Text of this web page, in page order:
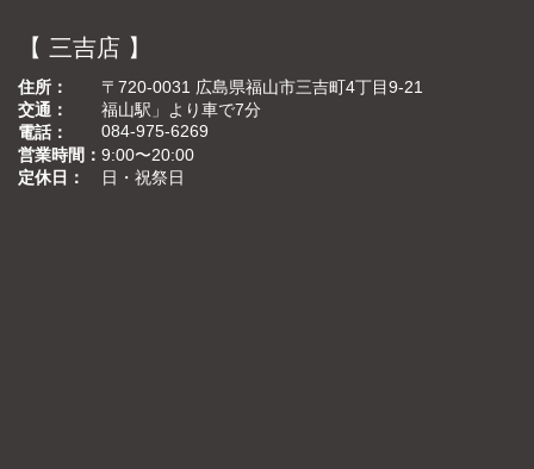
【 三吉店 】
住所
〒720-0031 広島県福山市三吉町4丁目9-21
交通
福山駅」より車で7分
電話
084-975-6269
営業時間
9:00〜20:00
定休日
日・祝祭日